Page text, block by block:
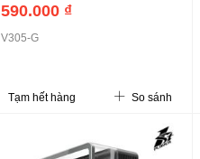
590.000 ₫
V305-G
Tạm hết hàng So sánh